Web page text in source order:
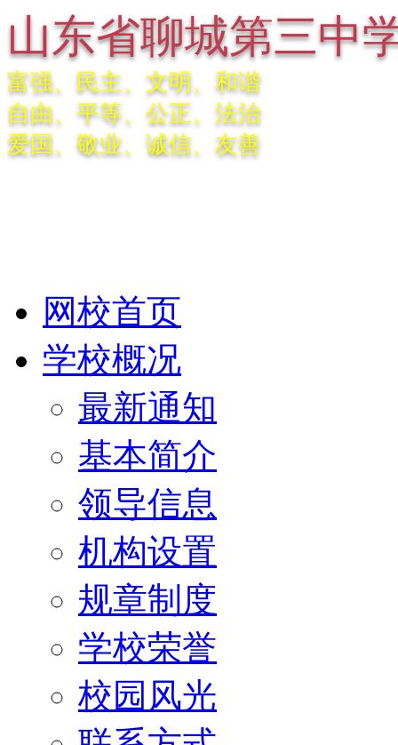
山东省聊城第三中
富强、民主、文明、和谐
自由、平等、公正、法治
爱国、敬业、诚信、友善
网校首页
学校概况
最新通知
基本简介
领导信息
机构设置
规章制度
学校荣誉
校园风光